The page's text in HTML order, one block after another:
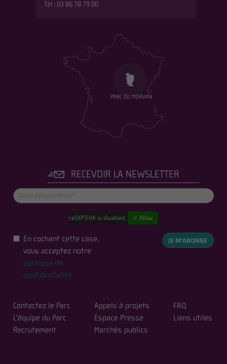
Tél : 03 86 78 79 00
RECEVOIR LA NEWSLETTER
reCAPTCHA is disabled. ✓ Allow
En cochant cette case,
vous acceptez notre
politique de
confidentialité
JE M'ABONNE
Contactez le Parc
L'équipe du Parc
Recrutement
Appels à projets
Espace Presse
Marchés publics
FAQ
Liens utiles